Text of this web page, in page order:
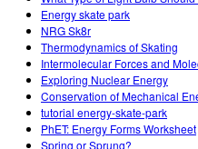
Energy skate park
NRG Sk8r
Thermodynamics of Skating
Intermolecular Forces and
Exploring Nuclear Energy
Conservation of Mechanical
tutorial energy-skate-park
PhET: Energy Forms Worksheet
Spring or Sprung?